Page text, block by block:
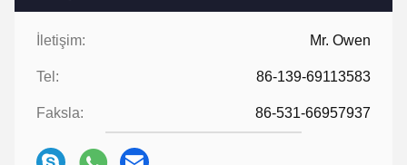
İletişim: Mr. Owen
Tel: 86-139-69113583
Faksla: 86-531-66957937